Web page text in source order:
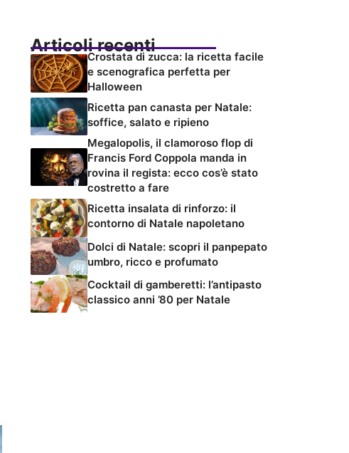
Articoli recenti
Crostata di zucca: la ricetta facile
e scenografica perfetta per
Halloween
Ricetta pan canasta per Natale:
soffice, salato e ripieno
Megalopolis, il clamoroso flop di
Francis Ford Coppola manda in
rovina il regista: ecco cos’è stato
costretto a fare
Ricetta insalata di rinforzo: il
contorno di Natale napoletano
Dolci di Natale: scopri il panpepato
umbro, ricco e profumato
Cocktail di gamberetti: l’antipasto
classico anni ’80 per Natale